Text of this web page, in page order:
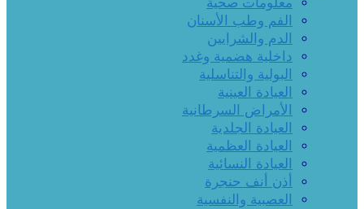
الفم وطب الأسنان
الدم والشرايين
داخلية هضمية وغدد
البولية والتناسلية
العيادة العينية
الأمراض السرطانية
العيادة الجلدية
العيادة العظمية
العيادة النسائية
أذن أنف حنجرة
العصبية والنفسية